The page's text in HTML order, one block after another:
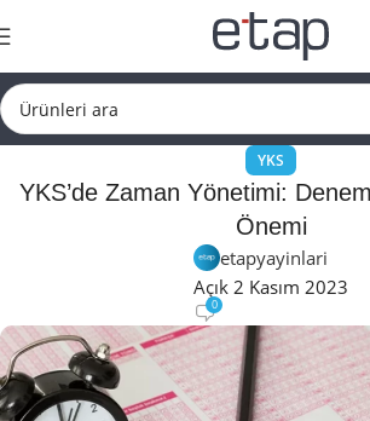
YKS
YKS’de Zaman Yönetimi:
Önemi
etapyayinlari
Açık 2 Kasım 2023
0